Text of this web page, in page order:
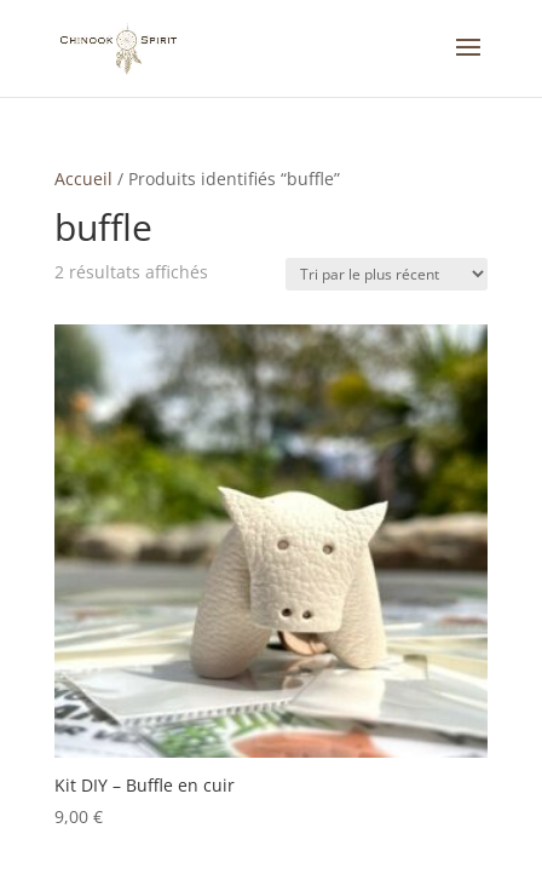
Accueil / Produits identifiés “buffle”
buffle
2 résultats affichésTrié
plus
récent
au
plus
ancien
Kit DIY – Buffle en cuir
9,00 €